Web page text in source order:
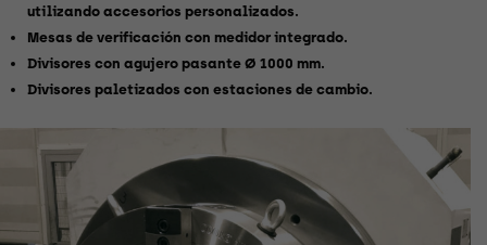
utilizando accesorios personalizados.
Mesas de verificación con medidor integrado.
Divisores con agujero pasante Ø 1000 mm.
Divisores paletizados con estaciones de cambio.